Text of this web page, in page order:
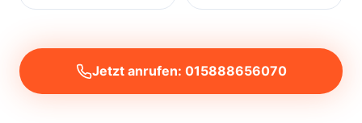
Jetzt anrufen: 015888656070